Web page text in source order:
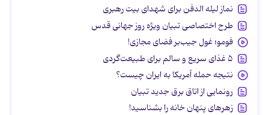
نماز لیله الدفن برای شهدای بیت رهبری
طرح اختصاصی تبیان ویژه روز جهانی قدس
فومو؛ غول جیب‌بر فضای مجازی!
۵ غذای سریع و سالم برای طبیعت‌گردی
نتیجه حمله آمریکا به ایران چیست؟
رونمایی از اتاق برق جدید تبیان
زهرهای پنهان خانه را بشناسید!